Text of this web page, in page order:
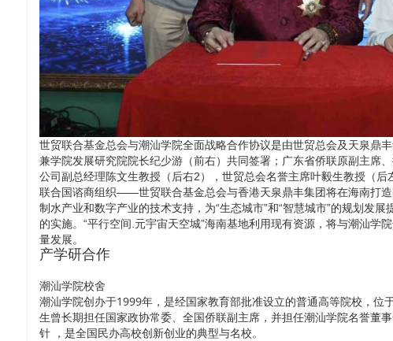
世贸联合基金总会与潮汕学院全面战略合作协议是由世贸总会及天泉鼎
兼学院发展研究院院长纪少游（前右）共同签署；广东省侨联原副主席
公司副总经理陈文生教授（后右2），世贸总会名誉主席叶毅生教授（后
联合国谘商组织——世贸联合基金总会与香港天泉鼎丰集团将在海南打
制水产业和数字产业的技术支持，为“生态城市”和“智慧城市”的规划发
的实施。“平行空间.元宇宙天空城”海南基地利用现有资源，将与潮汕学
量发展。
产学研合作
潮汕学院校舍
潮汕学院创办于1999年，是经国家教育部批准设立的普通高等院校，
生曾长期担任国家政协常委、全国侨联副主席，并担任潮汕学院名誉董
针 ，是全国民办高校创新创业的典型与名校。